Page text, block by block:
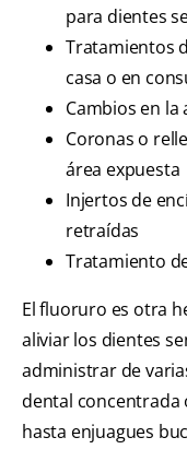
para dientes
Tratamientos
casa o en
Cambios en
Coronas o
área expuesta
Injertos de
retraídas
Tratamiento
El fluoruro es otra
aliviar los dientes
administrar de
dental concentrada
hasta enjuagues